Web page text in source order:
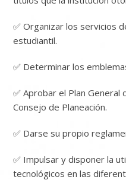
✅ Organizar los servicios
estudiantil.
✅ Determinar los
✅ Aprobar el Plan
Consejo de Planeación.
✅ Darse su propio
✅ Impulsar y disponer la
tecnológicos en las